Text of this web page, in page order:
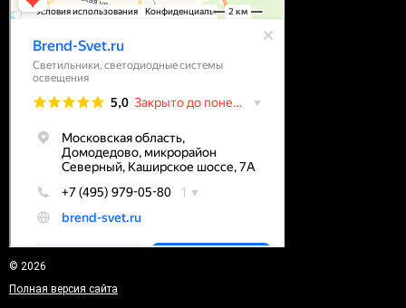
© 2026
Полная версия сайта